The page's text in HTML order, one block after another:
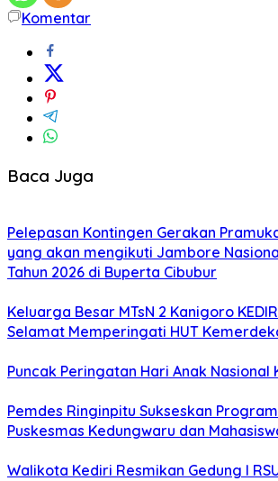
Komentar
Baca Juga
Pelepasan Kontingen Gerakan
yang akan mengikuti Jambore
Tahun 2026 di Buperta Cibubur
Keluarga Besar MTsN 2 Kanigoro
Selamat Memperingati HUT
Puncak Peringatan Hari Anak Nasional
Pemdes Ringinpitu Sukseskan Program
Puskesmas Kedungwaru dan
Walikota Kediri Resmikan Gedung I